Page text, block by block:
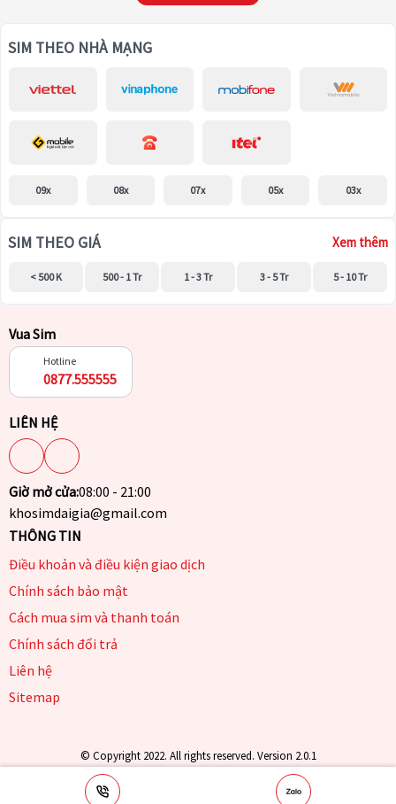
SIM THEO NHÀ MẠNG
09x 08x 07x 05x 03x
SIM THEO GIÁ Xem thêm
< 500 K 500 - 1 Tr 1 - 3 Tr 3 - 5 Tr 5 - 10 Tr
Vua Sim
Hotline
0877.555555
LIÊN HỆ
Giờ mở cửa:08:00 - 21:00
khosimdaigia@gmail.com
THÔNG TIN
Điều khoản và điều kiện giao dịch
Chính sách bảo mật
Cách mua sim và thanh toán
Chính sách đổi trả
Liên hệ
Sitemap
© Copyright 2022. All rights reserved. Version 2.0.1